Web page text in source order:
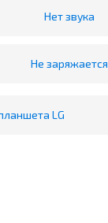
Нет звука
Не заряжается
LG